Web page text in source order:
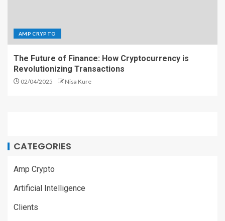
AMP CRYPTO
The Future of Finance: How Cryptocurrency is
Revolutionizing Transactions
02/04/2025 Nisa Kure
CATEGORIES
Amp Crypto
Artificial Intelligence
Clients